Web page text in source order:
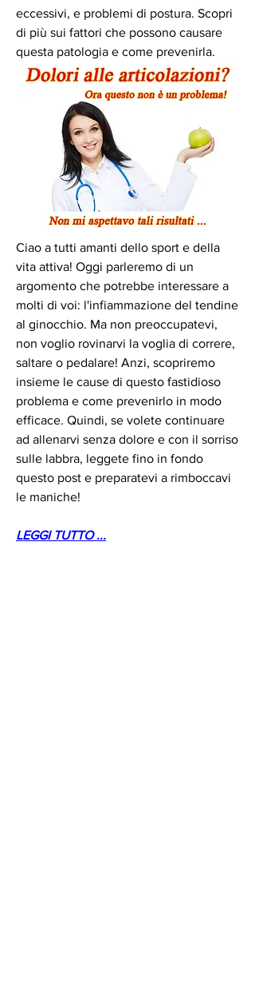
eccessivi, e problemi di postura. Scopri
di più sui fattori che possono causare
questa patologia e come prevenirla.
Ciao a tutti amanti dello sport e della
vita attiva! Oggi parleremo di un
argomento che potrebbe interessare a
molti di voi: l'infiammazione del tendine
al ginocchio. Ma non preoccupatevi,
non voglio rovinarvi la voglia di correre,
saltare o pedalare! Anzi, scopriremo
insieme le cause di questo fastidioso
problema e come prevenirlo in modo
efficace. Quindi, se volete continuare
ad allenarvi senza dolore e con il sorriso
sulle labbra, leggete fino in fondo
questo post e preparatevi a rimboccavi
le maniche!
LEGGI TUTTO ...